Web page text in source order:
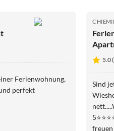
Ferienwohnung,
perfekt
5.0
Sind
freuen